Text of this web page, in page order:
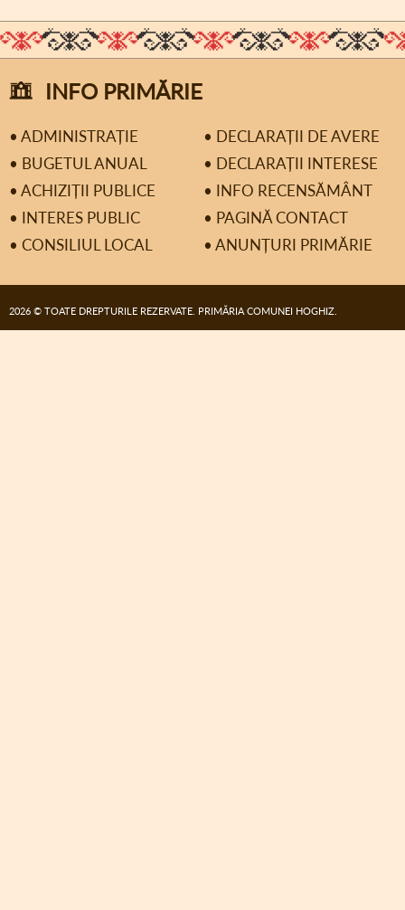
INFO PRIMĂRIE
• ADMINISTRAȚIE
• DECLARAȚII DE AVERE
• BUGETUL ANUAL
• DECLARAȚII INTERESE
• ACHIZIȚII PUBLICE
• INFO RECENSĂMÂNT
• INTERES PUBLIC
• PAGINĂ CONTACT
• CONSILIUL LOCAL
• ANUNȚURI PRIMĂRIE
2026 © TOATE DREPTURILE REZERVATE. PRIMĂRIA COMUNEI HOGHIZ.